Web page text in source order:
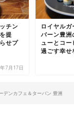
チン
提
せプ
7月17日
ロイヤルガ
バーン豊洲
ューとコー
過ごす幸せ
デンカフェ＆ターバン 豊洲